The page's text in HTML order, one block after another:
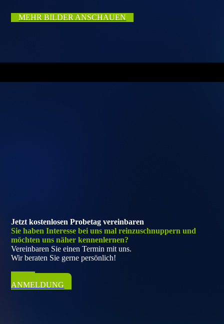
MEHR BILDER ANSCHAUEN
Jetzt kostenlosen Probetag vereinbaren
Sie haben Interesse bei uns mal reinzuschnuppern und
möchten uns näher kennenlernen?
Vereinbaren Sie einen Termin mit uns.
Wir beraten Sie gerne persönlich!
ZUR
ANMELDUNG